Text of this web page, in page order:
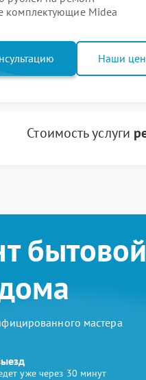
комплектующие Midea
Наши
Стоимость услуги
мастера
уже через 30 минут